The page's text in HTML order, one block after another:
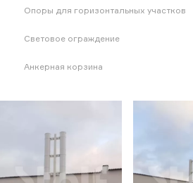
Опоры для горизонтальных участков
Световое ограждение
Анкерная корзина